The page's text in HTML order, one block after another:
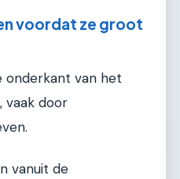
voordat ze groot
onderkant van het
vaak door
vanuit de